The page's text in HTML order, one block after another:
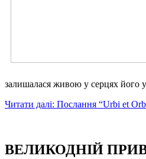
залишалася живою у серцях його
Читати далі: Послання “Urbi et
ВЕЛИКОДНІЙ